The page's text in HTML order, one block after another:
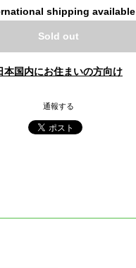
shipping available
Sold out
本国内にお住まいの方向け
通報する